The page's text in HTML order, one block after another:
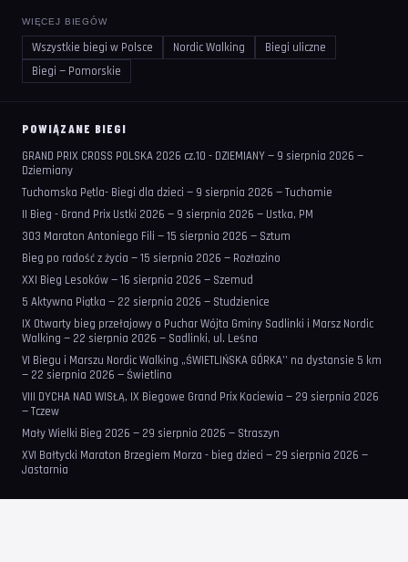
WIĘCEJ BIEGÓW
Wszystkie biegi w Polsce Nordic Walking
Biegi uliczne
Biegi — Pomorskie
POWIĄZANE BIEGI
GRAND PRIX CROSS POLSKA 2026 cz.10 - DZIEMIANY — 9 sierpnia 2026 —
Dziemiany
Tuchomska Pętla- Biegi dla dzieci — 9 sierpnia 2026 — Tuchomie
II Bieg - Grand Prix Ustki 2026 — 9 sierpnia 2026 — Ustka, PM
303 Maraton Antoniego Fili — 15 sierpnia 2026 — Sztum
Bieg po radość z życia — 15 sierpnia 2026 — Rozłazino
XXI Bieg Lesoków — 16 sierpnia 2026 — Szemud
5 Aktywna Piątka — 22 sierpnia 2026 — Studzienice
IX Otwarty bieg przełajowy o Puchar Wójta Gminy Sadlinki i Marsz Nordic
Walking — 22 sierpnia 2026 — Sadlinki, ul. Leśna
VI Biegu i Marszu Nordic Walking „ŚWIETLIŃSKA GÓRKA’’ na dystansie 5 km
— 22 sierpnia 2026 — Świetlino
VIII DYCHA NAD WISŁĄ, IX Biegowe Grand Prix Kociewia — 29 sierpnia 2026
— Tczew
Mały Wielki Bieg 2026 — 29 sierpnia 2026 — Straszyn
XVI Bałtycki Maraton Brzegiem Morza - bieg dzieci — 29 sierpnia 2026 —
Jastarnia